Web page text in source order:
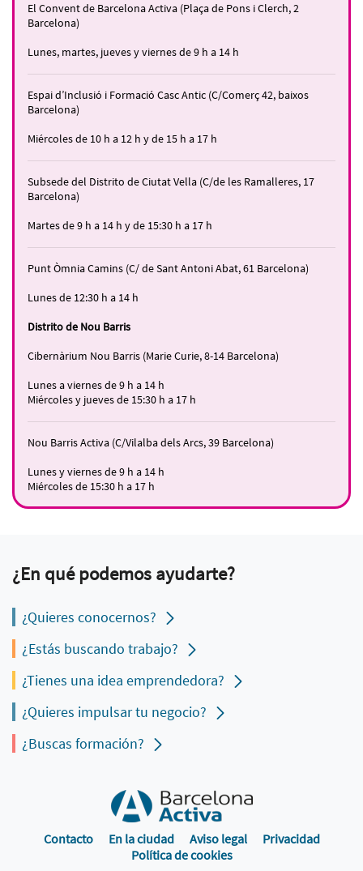
El Convent de Barcelona Activa (Plaça de Pons i Clerch, 2
Barcelona)
Lunes, martes, jueves y viernes de 9 h a 14 h
Espai d’Inclusió i Formació Casc Antic (C/Comerç 42, baixos
Barcelona)
Miércoles de 10 h a 12 h y de 15 h a 17 h
Subsede del Distrito de Ciutat Vella (C/de les Ramalleres, 17
Barcelona)
Martes de 9 h a 14 h y de 15:30 h a 17 h
Punt Òmnia Camins (C/ de Sant Antoni Abat, 61 Barcelona)
Lunes de 12:30 h a 14 h
Distrito de Nou Barris
Cibernàrium Nou Barris (Marie Curie, 8-14 Barcelona)
Lunes a viernes de 9 h a 14 h
Miércoles y jueves de 15:30 h a 17 h
Nou Barris Activa (C/Vilalba dels Arcs, 39 Barcelona)
Lunes y viernes de 9 h a 14 h
Miércoles de 15:30 h a 17 h
¿En qué podemos ayudarte?
¿Quieres conocernos?
¿Estás buscando trabajo?
¿Tienes una idea emprendedora?
¿Quieres impulsar tu negocio?
¿Buscas formación?
Contacto En la ciudad Aviso legal
Privacidad
Política de cookies